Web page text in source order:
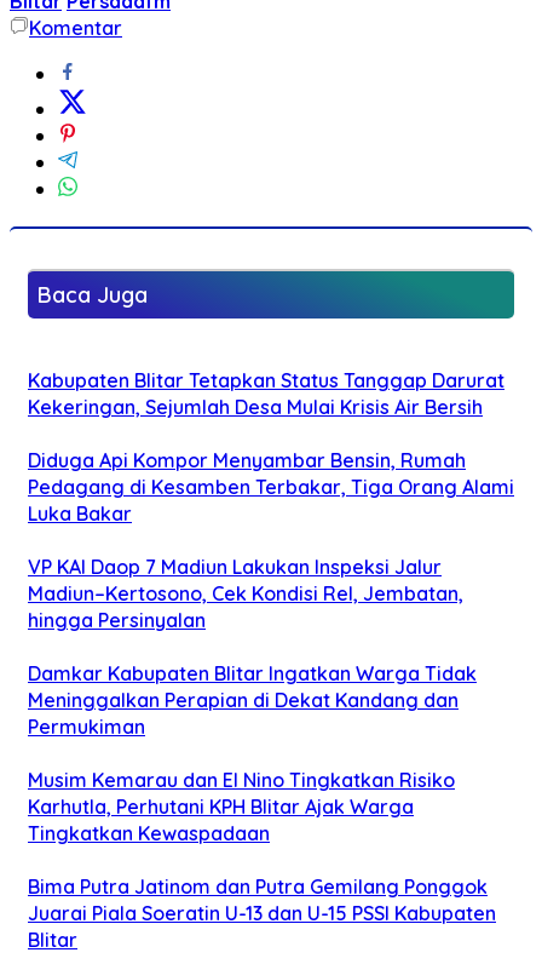
Komentar
Baca Juga
Kabupaten Blitar Tetapkan Status Tanggap Darurat
Kekeringan, Sejumlah Desa Mulai Krisis Air Bersih
Diduga Api Kompor Menyambar Bensin, Rumah
Pedagang di Kesamben Terbakar, Tiga Orang Alami
Luka Bakar
VP KAI Daop 7 Madiun Lakukan Inspeksi Jalur
Madiun–Kertosono, Cek Kondisi Rel, Jembatan,
hingga Persinyalan
Damkar Kabupaten Blitar Ingatkan Warga Tidak
Meninggalkan Perapian di Dekat Kandang dan
Permukiman
Musim Kemarau dan El Nino Tingkatkan Risiko
Karhutla, Perhutani KPH Blitar Ajak Warga
Tingkatkan Kewaspadaan
Bima Putra Jatinom dan Putra Gemilang Ponggok
Juarai Piala Soeratin U-13 dan U-15 PSSI Kabupaten
Blitar